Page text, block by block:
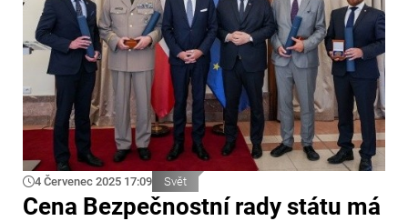
4 Červenec 2025 17:09 Svět
Cena Bezpečnostní rady státu má